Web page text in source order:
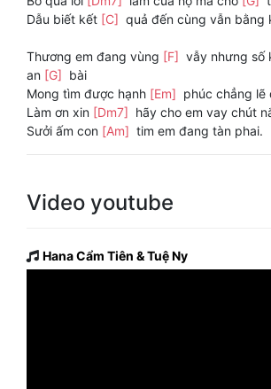
Dẫu biết kết [C] quả đến cùng vẫn bằng
Thương em đang vùng [F] vẫy nhưng số
an [G] bài
Mong tìm được hạnh [Em] phúc chẳng lẽ
Làm ơn xin [Dm7] hãy cho em vay chút
Sưởi ấm con [Am] tim em đang tàn phai.
Video youtube
Hana Cẩm Tiên & Tuệ Ny